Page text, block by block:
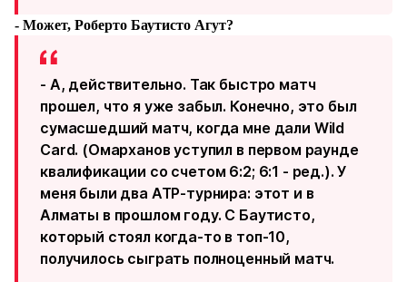
- Может, Роберто Баутисто Агут?
- А, действительно. Так быстро матч
прошел, что я уже забыл. Конечно, это был
сумасшедший матч, когда мне дали Wild
Card. (Омарханов уступил в первом раунде
квалификации со счетом 6:2; 6:1 - ред.). У
меня были два ATP-турнира: этот и в
Алматы в прошлом году. С Баутисто,
который стоял когда-то в топ-10,
получилось сыграть полноценный матч.